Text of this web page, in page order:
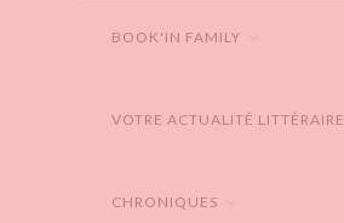
BOOK'IN FAMILY
VOTRE ACTUALITÉ LITTÉRAIRE
CHRONIQUES